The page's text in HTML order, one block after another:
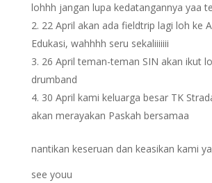
lohhh jangan lupa kedatangannya yaa
22 April akan ada fieldtrip lagi loh ke
Edukasi, wahhhh seru sekaliiiiiii
26 April teman-teman SIN akan ikut
drumband
30 April kami keluarga besar TK
akan merayakan Paskah bersamaa
nantikan keseruan dan keasikan kami
see youu